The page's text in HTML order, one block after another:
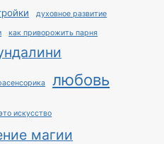
духовное развитие
как приворожить парня
любовь
искусство
магии